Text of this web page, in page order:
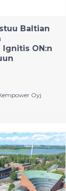
Baltian
ON:n
Oyj
Science
-
yhteen